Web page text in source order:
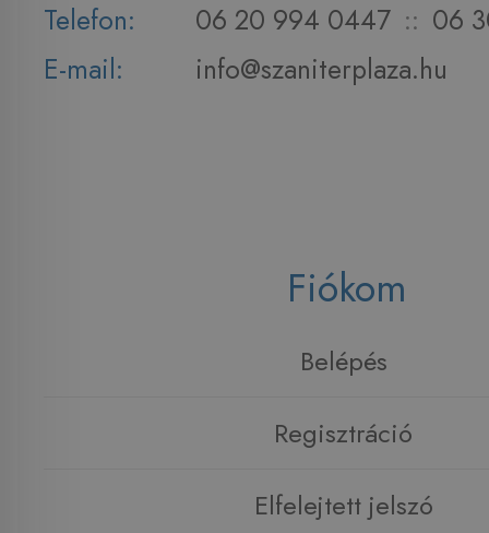
Telefon:
06 20 994 0447 :: 06
E-mail:
info@szaniterplaza.hu
Fiókom
Belépés
Regisztráció
Elfelejtett jelszó